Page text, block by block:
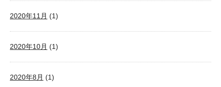
2020年11月 (1)
2020年10月 (1)
2020年8月 (1)